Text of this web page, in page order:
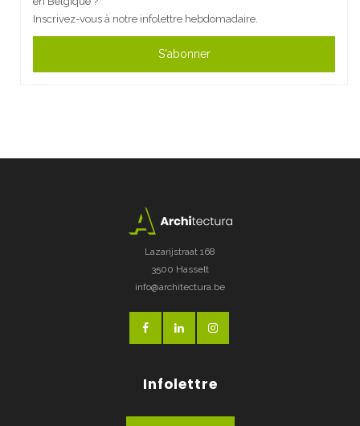
Inscrivez-vous à notre infolettre hebdomadaire.
S'abonner
Lazarijstraat 168
3500 Hasselt
info@architectura.be
Infolettre